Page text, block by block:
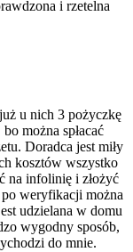
i rzetelna
u nich 3 pożyczkę
można spłacać
Doradca jest miły
kosztów wszystko
na infolinię i złożyć
weryfikacji można
udzielana w domu
wygodny sposób,
do mnie.